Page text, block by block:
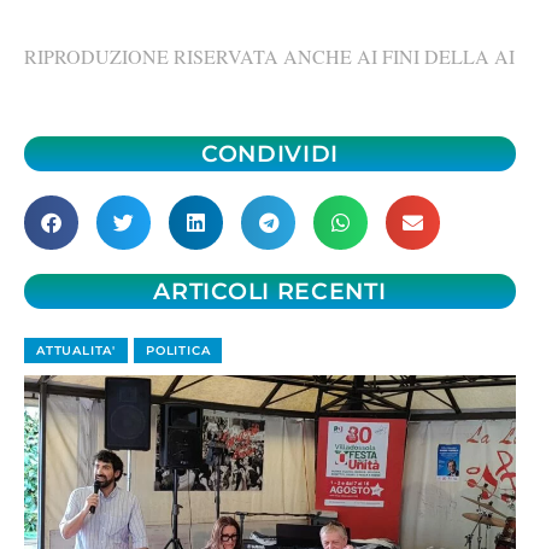
RIPRODUZIONE RISERVATA ANCHE AI FINI DELLA AI
CONDIVIDI
ARTICOLI RECENTI
ATTUALITA' POLITICA